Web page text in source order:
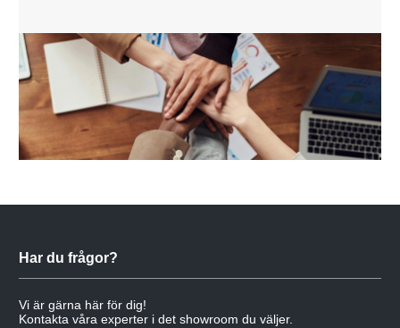
Har du frågor?
Vi är gärna här för dig!
Kontakta våra experter i det showroom du väljer.